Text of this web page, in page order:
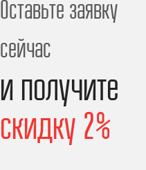
Оставьте заявку
сейчас
и получите
скидку 2%